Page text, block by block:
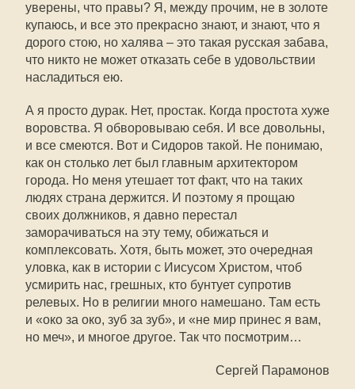
уверены, что правы? Я, между прочим, не в золоте
купаюсь, и все это прекрасно знают, и знают, что я
дорого стою, но халява – это такая русская забава,
что никто не может отказать себе в удовольствии
насладиться ею.
А я просто дурак. Нет, простак. Когда простота хуже
воровства. Я обворовываю себя. И все довольны,
и все смеются. Вот и Сидоров такой. Не понимаю,
как он столько лет был главным архитектором
города. Но меня утешает тот факт, что на таких
людях страна держится. И поэтому я прощаю
своих должников, я давно перестал
заморачиваться на эту тему, обижаться и
комплексовать. Хотя, быть может, это очередная
уловка, как в истории с Иисусом Христом, чтоб
усмирить нас, грешных, кто бунтует супротив
релевых. Но в религии много намешано. Там есть
и «око за око, зуб за зуб», и «не мир принес я вам,
но меч», и многое другое. Так что посмотрим…
Сергей Парамонов